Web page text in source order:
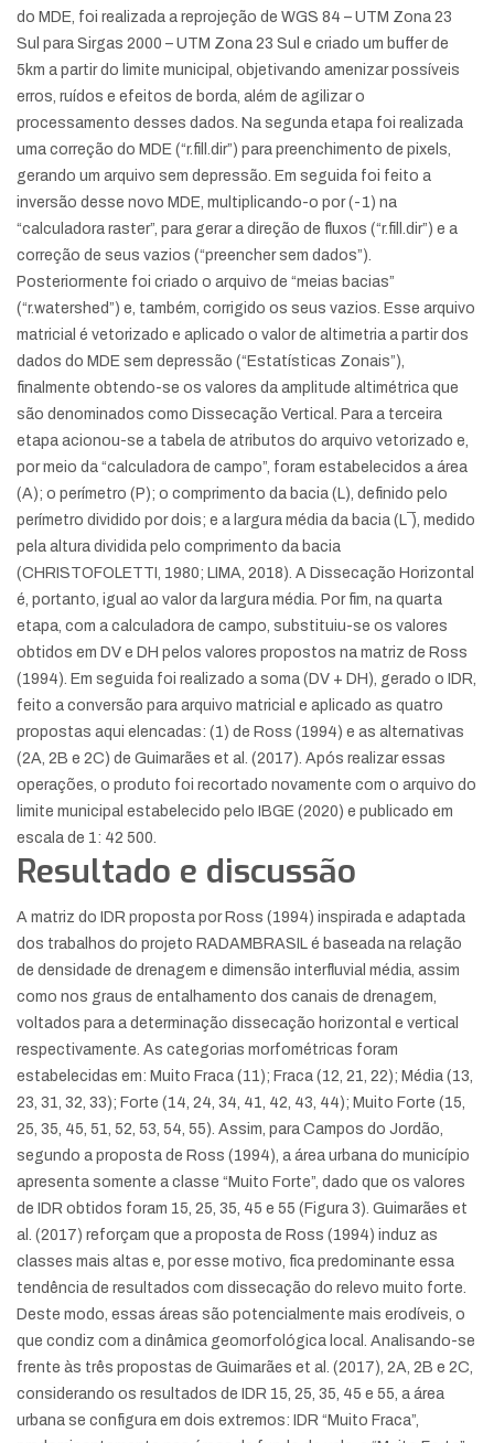
do MDE, foi realizada a reprojeção de WGS 84 – UTM Zona 23
Sul para Sirgas 2000 – UTM Zona 23 Sul e criado um buffer de
5km a partir do limite municipal, objetivando amenizar possíveis
erros, ruídos e efeitos de borda, além de agilizar o
processamento desses dados. Na segunda etapa foi realizada
uma correção do MDE (“r.fill.dir”) para preenchimento de pixels,
gerando um arquivo sem depressão. Em seguida foi feito a
inversão desse novo MDE, multiplicando-o por (-1) na
“calculadora raster”, para gerar a direção de fluxos (“r.fill.dir”) e a
correção de seus vazios (“preencher sem dados”).
Posteriormente foi criado o arquivo de “meias bacias”
(“r.watershed”) e, também, corrigido os seus vazios. Esse arquivo
matricial é vetorizado e aplicado o valor de altimetria a partir dos
dados do MDE sem depressão (“Estatísticas Zonais”),
finalmente obtendo-se os valores da amplitude altimétrica que
são denominados como Dissecação Vertical. Para a terceira
etapa acionou-se a tabela de atributos do arquivo vetorizado e,
por meio da “calculadora de campo”, foram estabelecidos a área
(A); o perímetro (P); o comprimento da bacia (L), definido pelo
perímetro dividido por dois; e a largura média da bacia (L ̅), medido
pela altura dividida pelo comprimento da bacia
(CHRISTOFOLETTI, 1980; LIMA, 2018). A Dissecação Horizontal
é, portanto, igual ao valor da largura média. Por fim, na quarta
etapa, com a calculadora de campo, substituiu-se os valores
obtidos em DV e DH pelos valores propostos na matriz de Ross
(1994). Em seguida foi realizado a soma (DV + DH), gerado o IDR,
feito a conversão para arquivo matricial e aplicado as quatro
propostas aqui elencadas: (1) de Ross (1994) e as alternativas
(2A, 2B e 2C) de Guimarães et al. (2017). Após realizar essas
operações, o produto foi recortado novamente com o arquivo do
limite municipal estabelecido pelo IBGE (2020) e publicado em
escala de 1: 42 500.
Resultado e discussão
A matriz do IDR proposta por Ross (1994) inspirada e adaptada
dos trabalhos do projeto RADAMBRASIL é baseada na relação
de densidade de drenagem e dimensão interfluvial média, assim
como nos graus de entalhamento dos canais de drenagem,
voltados para a determinação dissecação horizontal e vertical
respectivamente. As categorias morfométricas foram
estabelecidas em: Muito Fraca (11); Fraca (12, 21, 22); Média (13,
23, 31, 32, 33); Forte (14, 24, 34, 41, 42, 43, 44); Muito Forte (15,
25, 35, 45, 51, 52, 53, 54, 55). Assim, para Campos do Jordão,
segundo a proposta de Ross (1994), a área urbana do município
apresenta somente a classe “Muito Forte”, dado que os valores
de IDR obtidos foram 15, 25, 35, 45 e 55 (Figura 3). Guimarães et
al. (2017) reforçam que a proposta de Ross (1994) induz as
classes mais altas e, por esse motivo, fica predominante essa
tendência de resultados com dissecação do relevo muito forte.
Deste modo, essas áreas são potencialmente mais erodíveis, o
que condiz com a dinâmica geomorfológica local. Analisando-se
frente às três propostas de Guimarães et al. (2017), 2A, 2B e 2C,
considerando os resultados de IDR 15, 25, 35, 45 e 55, a área
urbana se configura em dois extremos: IDR “Muito Fraca”,